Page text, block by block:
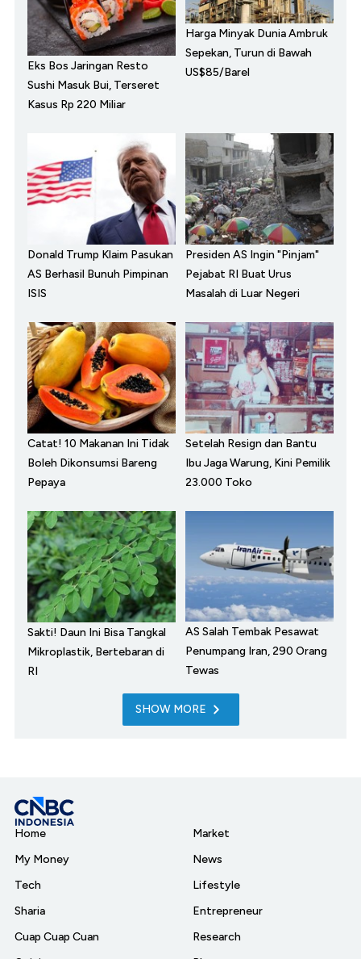
Eks Bos Jaringan Resto
Sushi Masuk Bui, Terseret
Kasus Rp 220 Miliar
Harga Minyak Dunia Ambruk
Sepekan, Turun di Bawah
US$85/Barel
Donald Trump Klaim Pasukan
AS Berhasil Bunuh Pimpinan
ISIS
Presiden AS Ingin "Pinjam"
Pejabat RI Buat Urus
Masalah di Luar Negeri
Catat! 10 Makanan Ini Tidak
Boleh Dikonsumsi Bareng
Pepaya
Setelah Resign dan Bantu
Ibu Jaga Warung, Kini Pemilik
23.000 Toko
Sakti! Daun Ini Bisa Tangkal
Mikroplastik, Bertebaran di
RI
AS Salah Tembak Pesawat
Penumpang Iran, 290 Orang
Tewas
SHOW MORE
Home
My Money
Tech
Sharia
Cuap Cuap Cuan
Market
News
Lifestyle
Entrepreneur
Research